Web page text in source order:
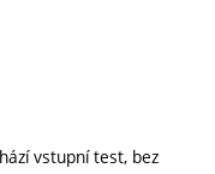
vstupní test, bez